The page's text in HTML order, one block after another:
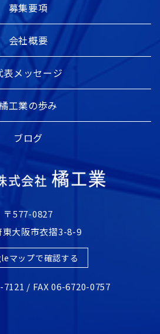
募集要項
会社概要
表メッセージ
工業の歩み
ブログ
〒577-0827
東大阪市衣摺3-8-9
マップで確認する
/ FAX 06-6720-0757